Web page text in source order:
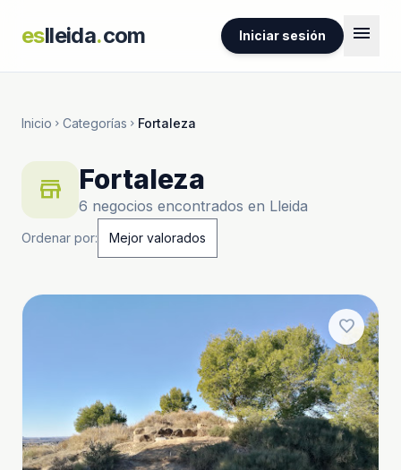
eslleida.com Iniciar sesión menu
Inicio chevron_right Categorías chevron_right Fortaleza
store Fortaleza
6 negocios encontrados en Lleida
Ordenar por:
favorite